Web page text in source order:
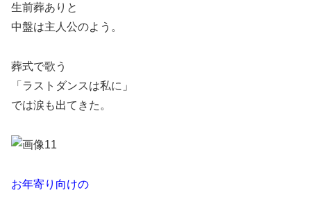
生前葬ありと
中盤は主人公のよう。
葬式で歌う
「ラストダンスは私に」
では涙も出てきた。
お年寄り向けの